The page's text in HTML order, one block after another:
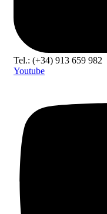
Tel.: (+34) 913 659 982
Youtube